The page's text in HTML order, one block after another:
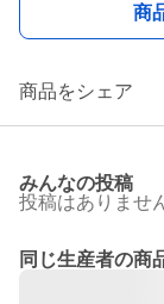
商
商品をシェア
みんなの投稿
投稿はありませ
同じ生産者の商